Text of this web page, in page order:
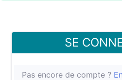
SE
Pas encore de compte ?